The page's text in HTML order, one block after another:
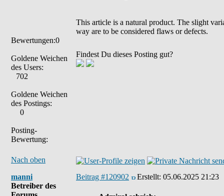
Bewertungen:0
Goldene Weichen
des Users:
702
Goldene Weichen
des Postings:
0
Posting-
Bewertung:
This article is a natural product. The slight
way are to be considered flaws or defects.
Findest Du dieses Posting gut?
Nach oben
manni
Betreiber des
Beitrag #120902 Erstellt: 05.06.2025 21:23